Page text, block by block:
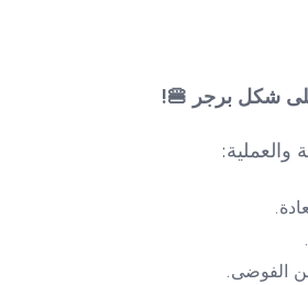
شكل برجر 🍔!
الفوضى.